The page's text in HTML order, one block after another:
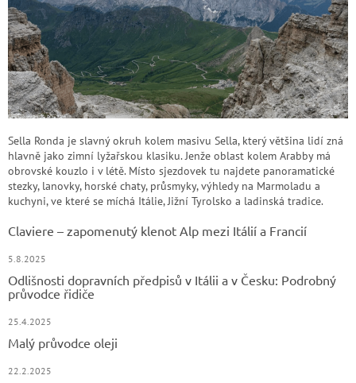
Sella Ronda je slavný okruh kolem masivu Sella, který většina lidí zná
hlavně jako zimní lyžařskou klasiku. Jenže oblast kolem Arabby má
obrovské kouzlo i v létě. Místo sjezdovek tu najdete panoramatické
stezky, lanovky, horské chaty, průsmyky, výhledy na Marmoladu a
kuchyni, ve které se míchá Itálie, Jižní Tyrolsko a ladinská tradice.
Claviere – zapomenutý klenot Alp mezi Itálií a Francií
5.8.2025
Odlišnosti dopravních předpisů v Itálii a v Česku: Podrobný
průvodce řidiče
25.4.2025
Malý průvodce oleji
22.2.2025